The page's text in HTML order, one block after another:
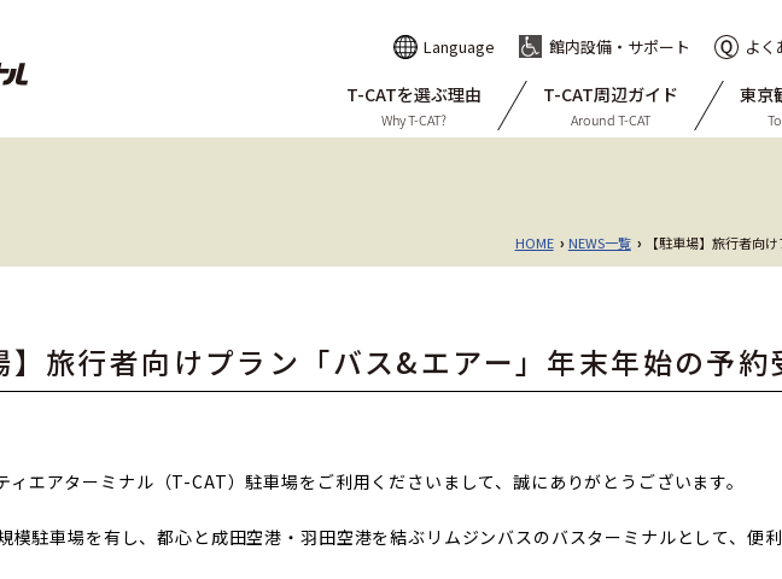
Language 館内設備・サポート よく
T-CATを選ぶ理由
Why T-CAT?
T-CAT周辺ガイド
Around T-CAT
東京
HOME › NEWS一覧 › 【駐車場】旅行者向
】旅行者向けプラン「バス&エアー」年末年始の予約
ィエアターミナル（T-CAT）駐車場をご利用くださいまして、誠にありがとうございます。
模駐車場を有し、都心と成田空港・羽田空港を結ぶリムジンバスのバスターミナルとして、便